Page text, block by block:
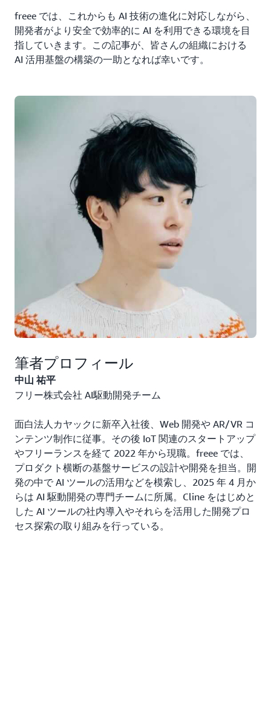
freee では、これからも AI 技術の進化に対応しながら、
開発者がより安全で効率的に AI を利用できる環境を目
指していきます。この記事が、皆さんの組織における
AI 活用基盤の構築の一助となれば幸いです。
筆者プロフィール
中山 祐平
フリー株式会社 AI駆動開発チーム
面白法人カヤックに新卒入社後、Web 開発や AR/VR コ
ンテンツ制作に従事。その後 IoT 関連のスタートアップ
やフリーランスを経て 2022 年から現職。freee では、
プロダクト横断の基盤サービスの設計や開発を担当。開
発の中で AI ツールの活用などを模索し、2025 年 4 月か
らは AI 駆動開発の専門チームに所属。Cline をはじめと
した AI ツールの社内導入やそれらを活用した開発プロ
セス探索の取り組みを行っている。